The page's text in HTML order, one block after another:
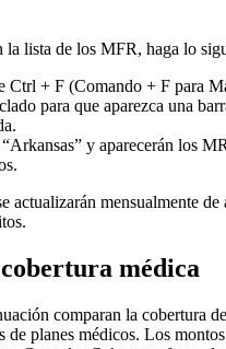
la lista de los MFR, haga lo
Ctrl + F (Comando + F para
para que aparezca una
y aparecerán los
actualizarán mensualmente de
médica
comparan la cobertura
de planes médicos. Los